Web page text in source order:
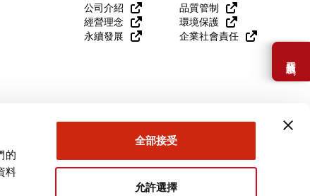
的
料
全部接受
允許選擇
需要幫助嗎？
公司介紹
經營理念
永續發展
品質管制
環境保護
企業社會責任